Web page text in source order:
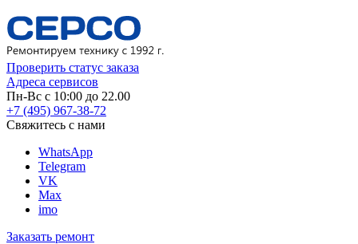
Проверить статус заказа
Адреса сервисов
Пн-Вс с 10:00 до 22.00
+7 (495) 967-38-72
Свяжитесь с нами
WhatsApp
Telegram
VK
Max
imo
Заказать ремонт